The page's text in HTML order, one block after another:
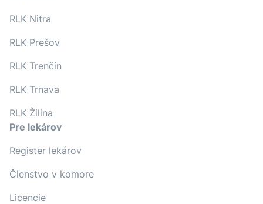
RLK Nitra
RLK Prešov
RLK Trenčín
RLK Trnava
RLK Žilina
Pre lekárov
Register lekárov
Členstvo v komore
Licencie